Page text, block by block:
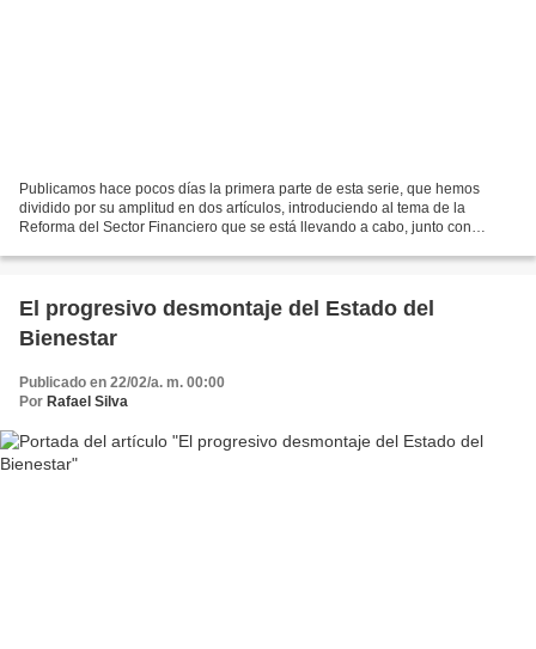
Publicamos hace pocos días la primera parte de esta serie, que hemos
dividido por su amplitud en dos artículos, introduciendo al tema de la
Reforma del Sector Financiero que se está llevando a cabo, junto con
El progresivo desmontaje del Estado del
Bienestar
Publicado en 22/02/a. m. 00:00
Por Rafael Silva